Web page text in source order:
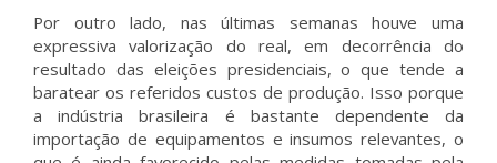
Por outro lado, nas últimas semanas houve uma
expressiva valorização do real, em decorrência do
resultado das eleições presidenciais, o que tende a
baratear os referidos custos de produção. Isso porque
a indústria brasileira é bastante dependente da
importação de equipamentos e insumos relevantes, o